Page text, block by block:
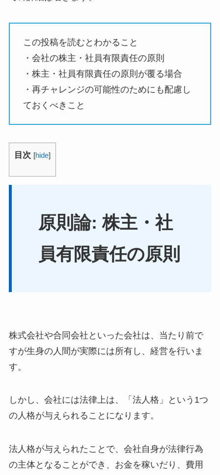
この投稿を読むとわかること
・会社の株主・社員有限責任の原則
・株主・社員有限責任の原則が覆る場合
・再チャレンジの可能性のためにも配慮し
ておくべきこと
目次 [hide]
原則論: 株主・社
員有限責任の原則
株式会社や合同会社といった会社は、当たり前で
すが生身の人間が実際には所有し、経営を行いま
す。
しかし、会社には法律上は、「法人格」という1つ
の人格が与えられることになります。
法人格が与えられたことで、会社自身が法律行為
の主体となることができ、お金を稼いだり、費用